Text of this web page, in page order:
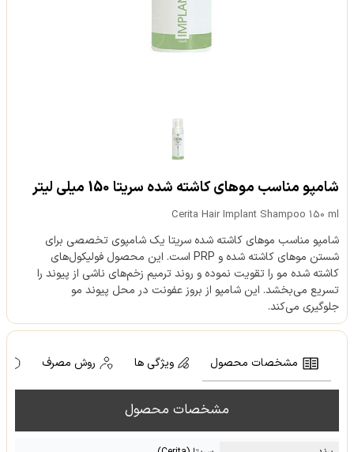
شامپو مناسب موهای کاشته شده سریتا 150 میلی لیتر
Cerita Hair Implant Shampoo 150 ml
شامپو مناسب موهای کاشته شده سریتا یک شامپوی تخصصی برای
شستن موهای کاشته شده و PRP است. این محصول فولیکول‌های
کاشته شده مو را تقویت نموده و روند ترمیم زخم‌های ناشی از پیوند را
تسریع می‌بخشد. این شامپو از بروز عفونت در محل پیوند مو
جلوگیری می‌کند.
مشخصات محصول ویژگی ها روش مصرف
مشخصات محصول